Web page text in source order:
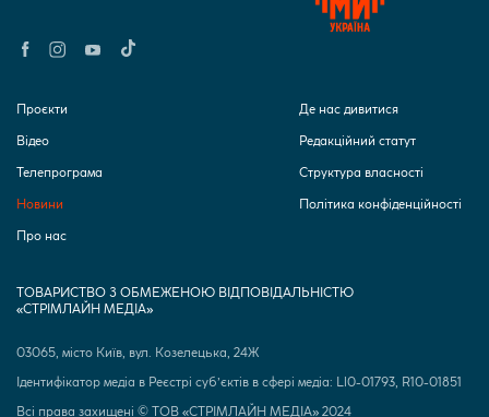
Проєкти
Відео
Телепрограма
Новини
Про нас
Де нас дивитися
Редакційний статут
Структура власності
Політика конфіденційності
ТОВАРИСТВО З ОБМЕЖЕНОЮ ВІДПОВІДАЛЬНІСТЮ
«СТРІМЛАЙН МЕДІА»
03065, місто Київ, вул. Козелецька, 24Ж
Ідентифікатор медіа в Реєстрі суб’єктів в сфері медіа: Ll0-01793, R10-01851
Всі права захищені © ТОВ «СТРІМЛАЙН МЕДІА» 2024